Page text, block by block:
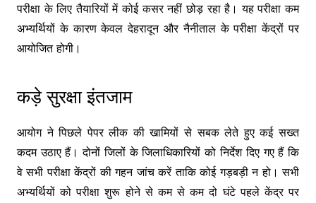
परीक्षा के लिए तैयारियों में कोई कसर नहीं छोड़ रहा है। यह परीक्षा कम
अभ्यर्थियों के कारण केवल देहरादून और नैनीताल के परीक्षा केंद्रों पर
आयोजित होगी।
कड़े सुरक्षा इंतजाम
आयोग ने पिछले पेपर लीक की खामियों से सबक लेते हुए कई सख्त
कदम उठाए हैं। दोनों जिलों के जिलाधिकारियों को निर्देश दिए गए हैं कि
वे सभी परीक्षा केंद्रों की गहन जांच करें ताकि कोई गड़बड़ी न हो। सभी
अभ्यर्थियों को परीक्षा शुरू होने से कम से कम दो घंटे पहले केंद्र पर